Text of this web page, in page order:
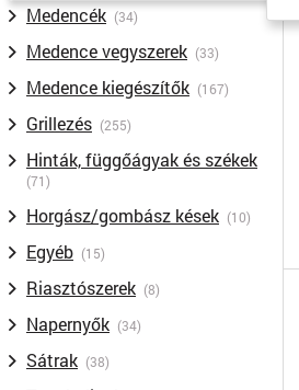
Medencék (34)
Medence vegyszerek (33)
Medence kiegészítők (167)
Grillezés (255)
Hinták, függőágyak és székek
(71)
Horgász/gombász kések (10)
Egyéb (15)
Riasztószerek (8)
Napernyők (34)
Sátrak (38)